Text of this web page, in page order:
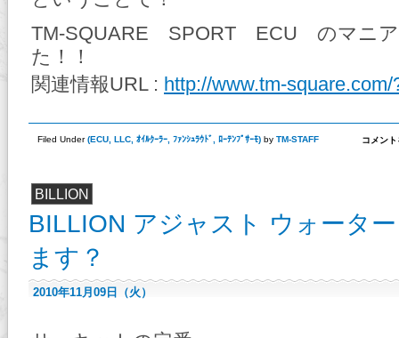
TM-SQUARE SPORT ECU のマニア
た！！
関連情報URL : http://www.tm-
Filed Under(ECU LLC ｵｲﾙｸｰﾗｰ ﾌｧﾝｼｭﾗｳﾄﾞ ﾛｰﾃﾝﾌﾟｻｰﾓ) by TM-STAFF
TM-
は
コメン
BILLION
BILLION アジャスト ウォータ
ます？
2010年11月09日（火）